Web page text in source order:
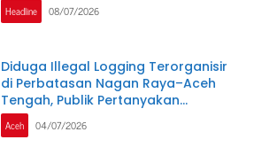
Headline 08/07/2026
Diduga Illegal Logging Terorganisir
di Perbatasan Nagan Raya–Aceh
Tengah, Publik Pertanyakan
Ketegasan APH dan Satgas PKH
Aceh 04/07/2026